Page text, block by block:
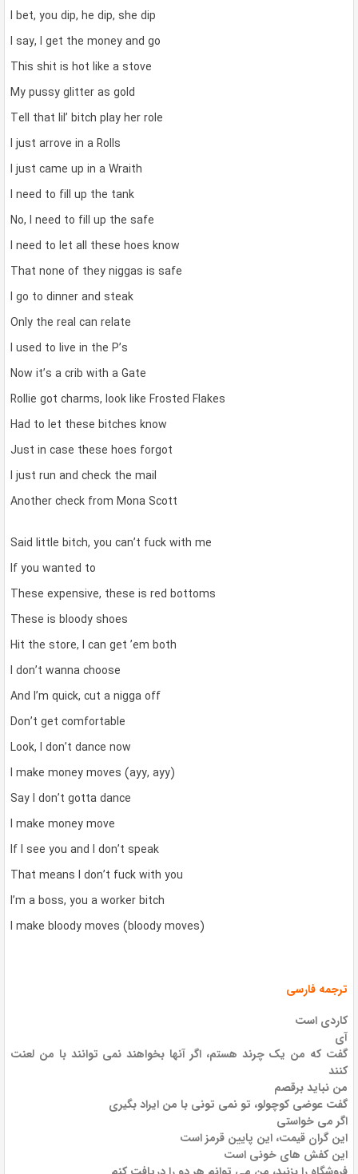
I bet, you dip, he dip, she dip
I say, I get the money and go
This shit is hot like a stove
My pussy glitter as gold
Tell that lil’ bitch play her role
I just arrove in a Rolls
I just came up in a Wraith
I need to fill up the tank
No, I need to fill up the safe
I need to let all these hoes know
That none of they niggas is safe
I go to dinner and steak
Only the real can relate
I used to live in the P’s
Now it’s a crib with a Gate
Rollie got charms, look like Frosted Flakes
Had to let these bitches know
Just in case these hoes forgot
I just run and check the mail
Another check from Mona Scott
Said little bitch, you can’t fuck with me
If you wanted to
These expensive, these is red bottoms
These is bloody shoes
Hit the store, I can get ’em both
I don’t wanna choose
And I’m quick, cut a nigga off
Don’t get comfortable
Look, I don’t dance now
I make money moves (ayy, ayy)
Say I don’t gotta dance
I make money move
If I see you and I don’t speak
That means I don’t fuck with you
I’m a boss, you a worker bitch
I make bloody moves (bloody moves)
ترجمه فارسی
کاردی است
آی
گفت که من یک چرند هستم، اگر آنها بخواهند نمی توانند با من لعنت
کنند
من نباید برقصم
گفت عوضی کوچولو، تو نمی تونی با من ایراد بگیری
اگر می خواستی
این گران قیمت، این پایین قرمز است
این کفش های خونی است